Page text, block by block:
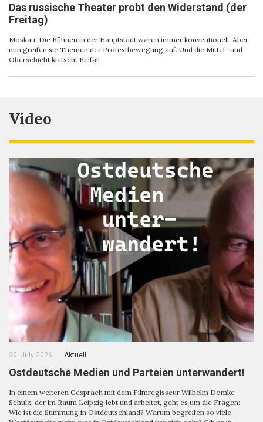
Das russische Theater probt den Widerstand (der
Freitag)
Moskau. Die Bühnen in der Hauptstadt waren immer konventionell. Aber
nun greifen sie Themen der Protestbewegung auf. Und die Mittel- und
Oberschicht klatscht Beifall
Video
30. July 2026 Aktuell
Ostdeutsche Medien und Parteien unterwandert!
In einem weiteren Gespräch mit dem Filmregisseur Wilhelm Domke-
Schulz, der im Raum Leipzig lebt und arbeitet, geht es um die Fragen:
Wie ist die Stimmung in Ostdeutschland? Warum begreifen so viele